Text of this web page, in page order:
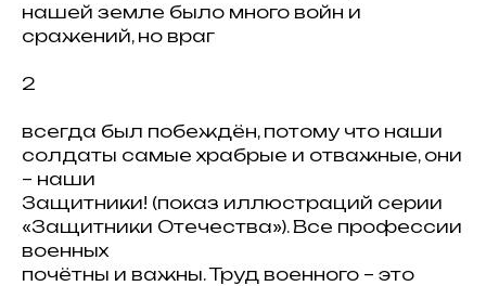
нашей земле было много войн и
сражений, но враг
2
всегда был побеждён, потому что наши
солдаты самые храбрые и отважные, они
– наши
Защитники! (показ иллюстраций серии
«Защитники Отечества»). Все профессии
военных
почётны и важны. Труд военного – это